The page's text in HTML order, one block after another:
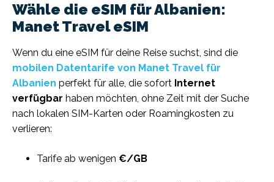
Wähle die eSIM für Albanien:
Manet Travel eSIM
Wenn du eine eSIM für deine Reise suchst, sind die
mobilen Datentarife von Manet Travel für
Albanien perfekt für alle, die sofort Internet
verfügbar haben möchten, ohne Zeit mit der Suche
nach lokalen SIM-Karten oder Roamingkosten zu
verlieren:
Tarife ab wenigen €/GB